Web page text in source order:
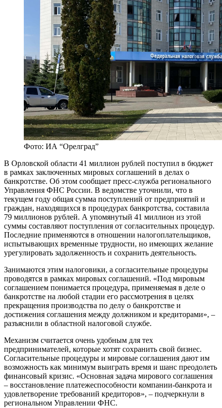
Фото: ИА “Орелград”
В Орловской области 41 миллион рублей поступил в бюджет
в рамках заключенных мировых соглашений в делах о
банкротстве. Об этом сообщает пресс-служба регионального
Управления ФНС России. В ведомстве уточнили, что в
текущем году общая сумма поступлений от предприятий и
граждан, находящихся в процедурах банкротства, составила
79 миллионов рублей. А упомянутый 41 миллион из этой
суммы составляют поступления от согласительных процедур.
Последние применяются в отношении налогоплательщиков,
испытывающих временные трудности, но имеющих желание
урегулировать задолженность и сохранить деятельность.
Занимаются этим налоговики, а согласительные процедуры
проводятся в рамках мировых соглашений. «Под мировым
соглашением понимается процедура, применяемая в деле о
банкротстве на любой стадии его рассмотрения в целях
прекращения производства по делу о банкротстве и
достижения соглашения между должником и кредиторами», –
разъяснили в областной налоговой службе.
Механизм считается очень удобным для тех
предпринимателей, которые хотят сохранить свой бизнес.
Согласительные процедуры и мировые соглашения дают им
возможность как минимум выиграть время и шанс преодолеть
финансовый кризис. «Основная задача мирового соглашения
– восстановление платежеспособности компании-банкрота и
удовлетворение требований кредиторов», – подчеркнули в
региональном Управлении ФНС.